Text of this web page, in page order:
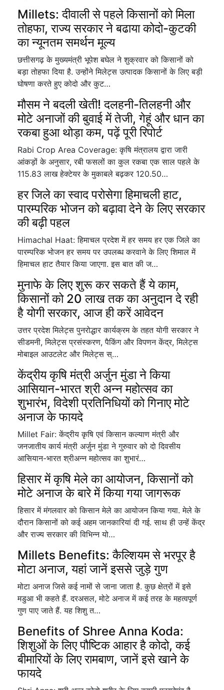
Millets: दीवाली से पहले किसानों को मिला
तोहफा, राज्य सरकार ने बढाया कोदो-कुटकी
का न्यूनतम समर्थन मूल्य
छत्तीसगढ़ के मुख्यमंत्री भूपेश बघेल ने शुक्रवार को किसानों को
बड़ा तोहफा दिया है. उन्होंने मिलेट्स उत्पादक किसानों के लिए बड़ी
घोषणा करते हुए कोदो और कुट…
मौसम ने बदली खेती! दलहनी-तिलहनी और
मोटे अनाजों की बुवाई में तेजी, गेहूं और धान का
रकबा हुआ थोड़ा कम, पढ़ें पूरी रिपोर्ट
Rabi Crop Area Coverage: कृषि मंत्रालय द्वारा जारी
आंकड़ों के अनुसार, रबी फसलों का कुल रकबा एक साल पहले के
115.83 लाख हेक्टेयर के मुकाबले बढ़कर 120.50…
हर जिले का स्वाद परोसेगा हिमाचली हाट,
पारम्परिक भोजन को बढ़ावा देने के लिए सरकार
की बढ़ी पहल
Himachal Haat: हिमाचल प्रदेश में हर समय हर एक जिले का
पारम्परिक भोजन हर समय पर उपलब्ध करवाने के लिए शिमाल में
हिमाचल हाट तैयार किया जाएगा. इस बात की ज…
मुनाफे के लिए शुरू कर सकते हैं ये काम,
किसानों को 20 लाख तक का अनुदान दे रही
है योगी सरकार, आज ही करें आवेदन
उत्तर प्रदेश मिलेट्स पुनरोद्धार कार्यक्रम के तहत योगी सरकार ने
सीडमनी, मिलेट्स प्रसंस्करण, पैकिंग और विपणन केंद्र, मिलेट्स
मोबाइल आउटलेट और मिलेट्स स्…
केंद्रीय कृषि मंत्री अर्जुन मुंडा ने किया
आसियान-भारत श्री अन्न महोत्सव का
शुभारंभ, विदेशी प्रतिनिधियों को गिनाए मोटे
अनाज के फायदे
Millet Fair: केंद्रीय कृषि एवं किसान कल्याण मंत्री और
जनजातीय कार्य मंत्री अर्जुन मुंडा ने गुरुवार को दो दिवसीय
आसियान-भारत श्रीअन्न महोत्सव का शुभारं…
हिसार में कृषि मेले का आयोजन, किसानों को
मोटे अनाज के बारे में किया गया जागरूक
हिसार में मंगलवार को किसान मेले का आयोजन किया गया. मेले के
दौरान किसानों को कई अहम जानकारियां दी गई. साथ ही उन्हें केंद्र
और राज्य सरकार की विभिन्न यो…
Millets Benefits: कैल्शियम से भरपूर है
मोटा अनाज, यहां जानें इससे जुड़े गुण
मोटा अनाज जिसे कई नामों से जाना जाता है. कुछ क्षेत्रों में इसे
मडुआ भी कहते हैं. दरअसल, मोटे अनाज में कई तरह के महत्वपूर्ण
गुण पाए जाते हैं. यह शिशु त…
Benefits of Shree Anna Koda:
शिशुओं के लिए पौष्टिक आहार है कोदो, कई
बीमारियों के लिए रामबाण, जानें इसे खाने के
फायदे